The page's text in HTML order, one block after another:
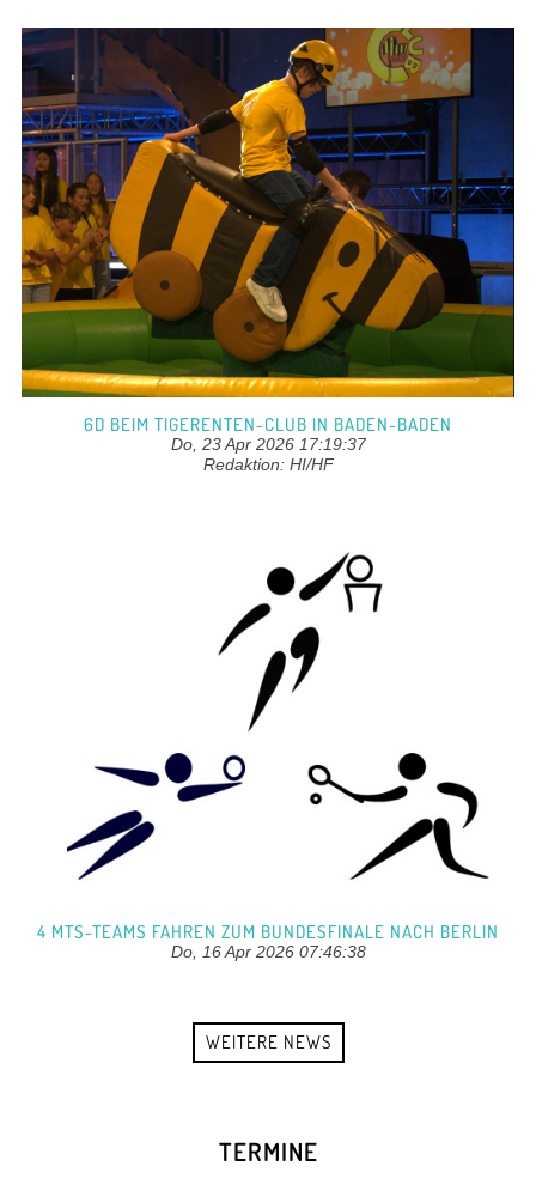
6D BEIM TIGERENTEN-CLUB IN BADEN-BADEN
Do, 23 Apr 2026 17:19:37
Redaktion: HI/HF
4 MTS-TEAMS FAHREN ZUM BUNDESFINALE NACH BERLIN
Do, 16 Apr 2026 07:46:38
WEITERE NEWS
TERMINE